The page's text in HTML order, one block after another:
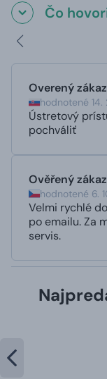
Čo
Overený
hodnotené
Ústretový
pochváliť
Ověřený
hodnotené 6.
Velmi rychlé
po emailu. Za
servis.